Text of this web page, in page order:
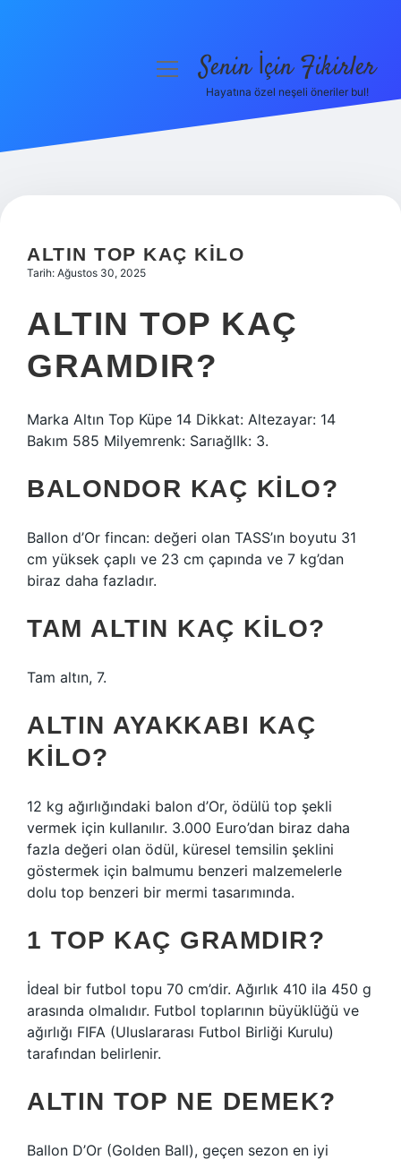
Hakkımızda
menüyüSenin İçin Fikirler
Hayatına özel neşeli öneriler bul!
ALTIN TOP KAÇ KILO
Tarih: Ağustos 30, 2025
ALTIN TOP KAÇ
GRAMDIR?
Marka Altın Top Küpe 14 Dikkat: Altezayar: 14
Bakım 585 Milyemrenk: SarıağlIk: 3.
BALONDOR KAÇ KILO?
Ballon d’Or fincan: değeri olan TASS’ın boyutu 31
cm yüksek çaplı ve 23 cm çapında ve 7 kg’dan
biraz daha fazladır.
TAM ALTIN KAÇ KILO?
Tam altın, 7.
ALTIN AYAKKABI KAÇ
KILO?
12 kg ağırlığındaki balon d’Or, ödülü top şekli
vermek için kullanılır. 3.000 Euro’dan biraz daha
fazla değeri olan ödül, küresel temsilin şeklini
göstermek için balmumu benzeri malzemelerle
dolu top benzeri bir mermi tasarımında.
1 TOP KAÇ GRAMDIR?
İdeal bir futbol topu 70 cm’dir. Ağırlık 410 ila 450 g
arasında olmalıdır. Futbol toplarının büyüklüğü ve
ağırlığı FIFA (Uluslararası Futbol Birliği Kurulu)
tarafından belirlenir.
ALTIN TOP NE DEMEK?
Ballon D’Or (Golden Ball), geçen sezon en iyi